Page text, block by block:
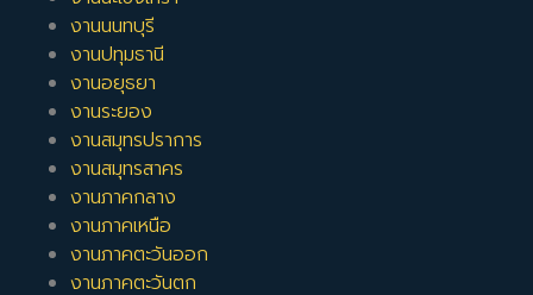
งานนนทบุรี
งานปทุมธานี
งานอยุธยา
งานระยอง
งานสมุทรปราการ
งานสมุทรสาคร
งานภาคกลาง
งานภาคเหนือ
งานภาคตะวันออก
งานภาคตะวันตก